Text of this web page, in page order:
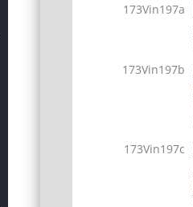
173Vin197a
173Vin197b
173Vin197c